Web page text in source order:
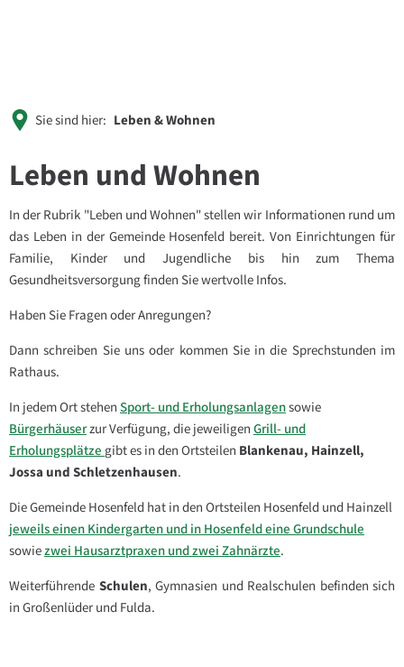
Sie sind hier: Leben & Wohnen
Leben und Wohnen
In der Rubrik "Leben und Wohnen" stellen wir Informationen rund um
das Leben in der Gemeinde Hosenfeld bereit. Von Einrichtungen für
Familie, Kinder und Jugendliche bis hin zum Thema
Gesundheitsversorgung finden Sie wertvolle Infos.
Haben Sie Fragen oder Anregungen?
Dann schreiben Sie uns oder kommen Sie in die Sprechstunden im
Rathaus.
In jedem Ort stehen Sport- und Erholungsanlagensowie
Bürgerhäuserzur Verfügung, die jeweiligen Grill- und
Erholungsplätze gibt es in den Ortsteilen Blankenau, Hainzell,
Jossa und Schletzenhausen.
Die Gemeinde Hosenfeld hat in den Ortsteilen Hosenfeld und Hainzell
jeweils einen Kindergarten und in Hosenfeld eine Grundschule
sowiezwei Hausarztpraxen und zwei Zahnärzte.
Weiterführende Schulen, Gymnasien und Realschulen befinden sich
in Großenlüder und Fulda.